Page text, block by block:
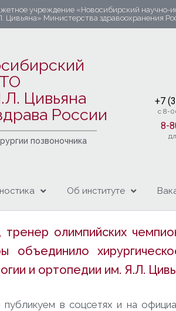
учреждение «Новосибирский научно-
Цивьяна» Министерства здравоохранения
Цивьяна
России
позвоночника
+7
c 8-
8-
Об институте
тренер олимпийских
объединило
и ортопедии им. Я.Л.
публикуем в соцсетях и на